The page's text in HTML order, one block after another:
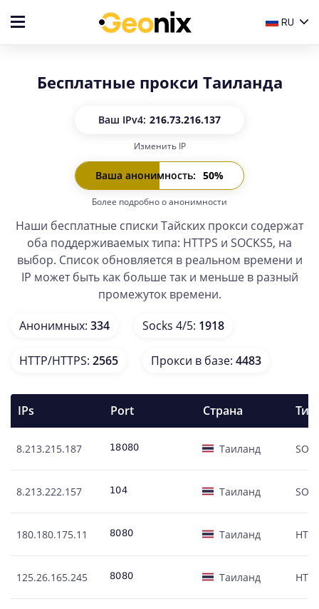
RU
Бесплатные прокси Таиланда
Ваш IPv4: 216.73.216.137
Ваш IPv6: -
Изменить IP
Ваша анонимность: 50%
Более подробно о анонимности
Наши бесплатные списки Тайских прокси содержат
оба поддерживаемых типа: HTTPS и SOCKS5, на
выбор. Список обновляется в реальном времени и
IP может быть как больше так и меньше в разный
промежуток времени.
Анонимных: 334 Socks 4/5: 1918
HTTP/HTTPS: 2565 Прокси в базе: 4483
IPs Port Страна Тип
8.213.215.187 Таиланд
8.213.222.157 Таиланд
180.180.175.11 Таиланд
125.26.165.245 Таиланд HTTP